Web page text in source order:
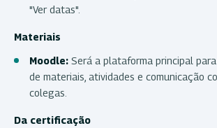
"Ver datas".
Materiais
Moodle: Será a plataforma principal
de materiais, atividades e comunicação
colegas.
Da certificação